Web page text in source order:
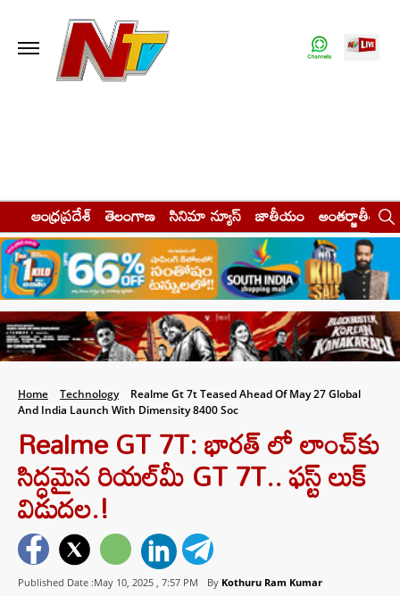
ఆంధ్రప్రదేశ్ తెలంగాణ సినిమా న్యూస్ జాతీయం అంతర్జాతీయం
Home Technology
Realme Gt 7t Teased Ahead Of May 27 Global
And India Launch With Dimensity 8400 Soc
Realme GT 7T: భారత్ లో లాంచ్‌కు
సిద్ధమైన రియల్‌మీ GT 7T.. ఫస్ట్ లుక్
విడుదల.!
Published Date :May 10, 2025 , 7:57 PM By Kothuru Ram Kumar